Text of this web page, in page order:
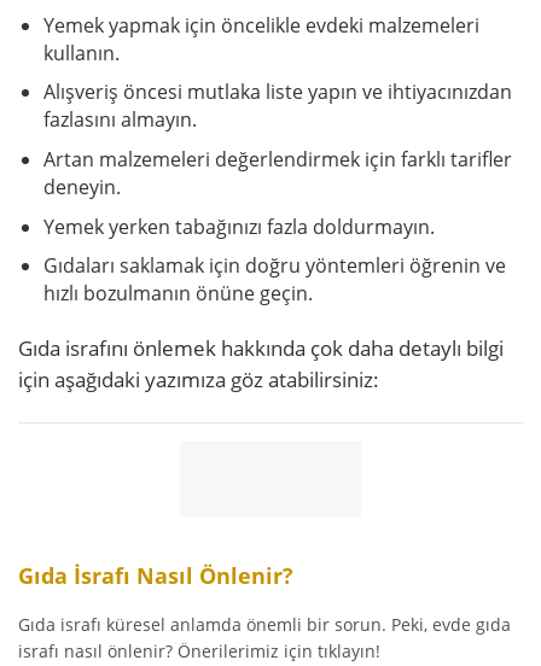
Yemek yapmak için öncelikle evdeki malzemeleri
kullanın.
Alışveriş öncesi mutlaka liste yapın ve ihtiyacınızdan
fazlasını almayın.
Artan malzemeleri değerlendirmek için farklı tarifler
deneyin.
Yemek yerken tabağınızı fazla doldurmayın.
Gıdaları saklamak için doğru yöntemleri öğrenin ve
hızlı bozulmanın önüne geçin.
Gıda israfını önlemek hakkında çok daha detaylı bilgi
için aşağıdaki yazımıza göz atabilirsiniz:
Gıda İsrafı Nasıl Önlenir?
Gıda israfı küresel anlamda önemli bir sorun. Peki, evde gıda
israfı nasıl önlenir? Önerilerimiz için tıklayın!